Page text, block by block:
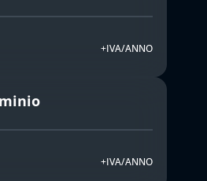
+IVA/ANNO
+IVA/ANNO